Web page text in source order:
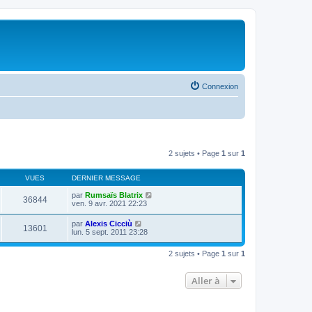
Connexion
2 sujets • Page 1 sur 1
VUES DERNIER MESSAGE
36844 par Rumsaïs Blatrix
ven. 9 avr. 2021 22:23
13601 par Alexis Cicciù
lun. 5 sept. 2011 23:28
2 sujets • Page 1 sur 1
Aller à